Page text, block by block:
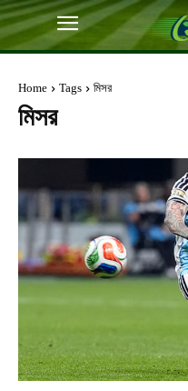
Home Tags মিসর
মিসর